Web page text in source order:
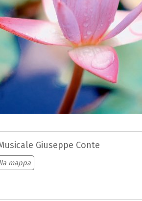
Giuseppe Conte
mappa